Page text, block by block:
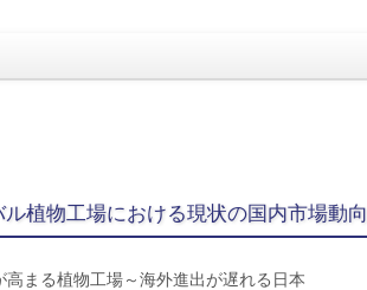
植物工場における現状の国内市場動向
高まる植物工場～海外進出が遅れる日本